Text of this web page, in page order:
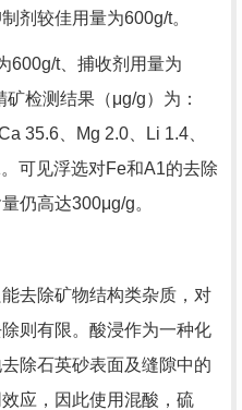
剂较佳用量为600g/t。
600g/t、捕收剂用量为
检测结果（μg/g）为：
35.6、Mg 2.0、Li 1.4、
可见浮选对Fe和A1的去除
仍高达300μg/g。
去除矿物结构类杂质，对
则有限。酸浸作为一种化
除石英砂表面及缝隙中的
应，因此使用混酸，硫